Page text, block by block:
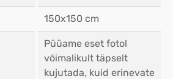
150x150 cm
Püüame eset fotol
võimalikult täpselt
kujutada, kuid erinevate